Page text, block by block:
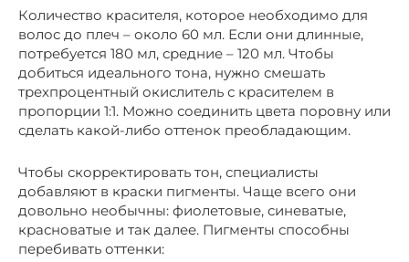
Количество красителя, которое необходимо для
волос до плеч – около 60 мл. Если они длинные,
потребуется 180 мл, средние – 120 мл. Чтобы
добиться идеального тона, нужно смешать
трехпроцентный окислитель с красителем в
пропорции 1:1. Можно соединить цвета поровну или
сделать какой-либо оттенок преобладающим.
Чтобы скорректировать тон, специалисты
добавляют в краски пигменты. Чаще всего они
довольно необычны: фиолетовые, синеватые,
красноватые и так далее. Пигменты способны
перебивать оттенки: